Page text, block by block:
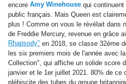
encore Amy Winehouse qui
public français. Mais Queen est
plus ! Comme on vous le révélait dans
de Freddie Mercury, revenue en grâce
Rhapsody" en 2018, se classe 32ème
les six premiers mois de l'année avec
Collection", qui affiche un solide score
janvier et le 1er juillet 2021. 80% de ce
plébiscite des tubes du groupe